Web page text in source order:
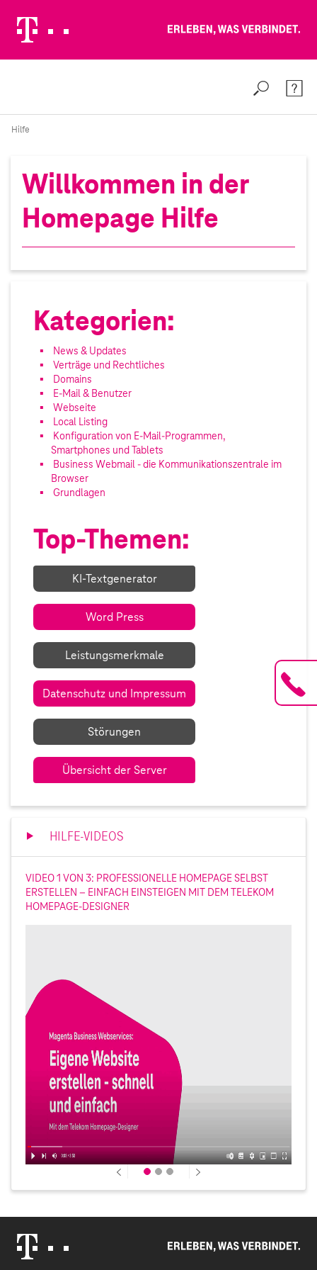
Suche
Hilfe
Willkommen in der
Homepage Hilfe
Kategorien:
News & Updates
Verträge und Rechtliches
Domains
E-Mail & Benutzer
Webseite
Local Listing
Konfiguration von E-Mail-Programmen,
Smartphones und Tablets
Business Webmail - die Kommunikationszentrale im
Browser
Grundlagen
Top-Themen:
KI-Textgenerator
Word Press
Leistungsmerkmale
Datenschutz und Impressum
Störungen
Übersicht der Server
HILFE-VIDEOS
VIDEO 1 VON 3: PROFESSIONELLE HOMEPAGE SELBST
ERSTELLEN – EINFACH EINSTEIGEN MIT DEM TELEKOM
HOMEPAGE-DESIGNER
Zurück Vor